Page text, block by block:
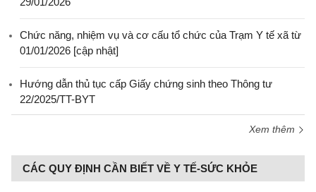
Chức năng, nhiệm vụ và cơ cấu tổ chức của Trạm Y tế xã từ
01/01/2026 [cập nhật]
Hướng dẫn thủ tục cấp Giấy chứng sinh theo Thông tư
22/2025/TT-BYT
Xem thêm
CÁC QUY ĐỊNH CẦN BIẾT VỀ Y TẾ-SỨC KHỎE